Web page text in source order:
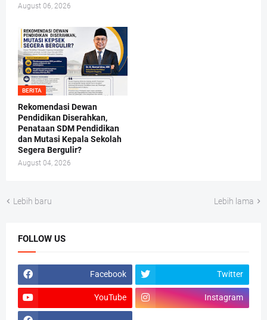
August 06, 2026
BERITA
Rekomendasi Dewan
Pendidikan Diserahkan,
Penataan SDM Pendidikan
dan Mutasi Kepala Sekolah
Segera Bergulir?
August 04, 2026
Lebih baru Lebih lama
FOLLOW US
Facebook Twitter
YouTube Instagram